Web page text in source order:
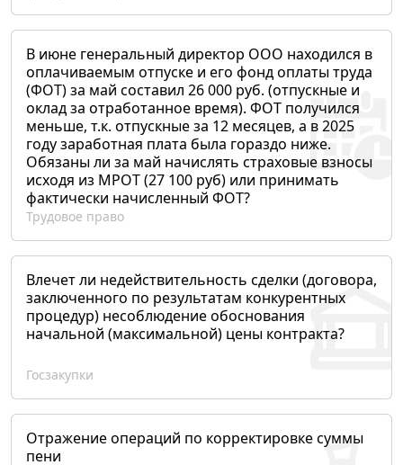
В июне генеральный директор ООО находился в
оплачиваемым отпуске и его фонд оплаты труда
(ФОТ) за май составил 26 000 руб. (отпускные и
оклад за отработанное время). ФОТ получился
меньше, т.к. отпускные за 12 месяцев, а в 2025
году заработная плата была гораздо ниже.
Обязаны ли за май начислять страховые взносы
исходя из МРОТ (27 100 руб) или принимать
фактически начисленный ФОТ?
Трудовое право
Влечет ли недействительность сделки (договора,
заключенного по результатам конкурентных
процедур) несоблюдение обоснования
начальной (максимальной) цены контракта?
Госзакупки
Отражение операций по корректировке суммы
пени